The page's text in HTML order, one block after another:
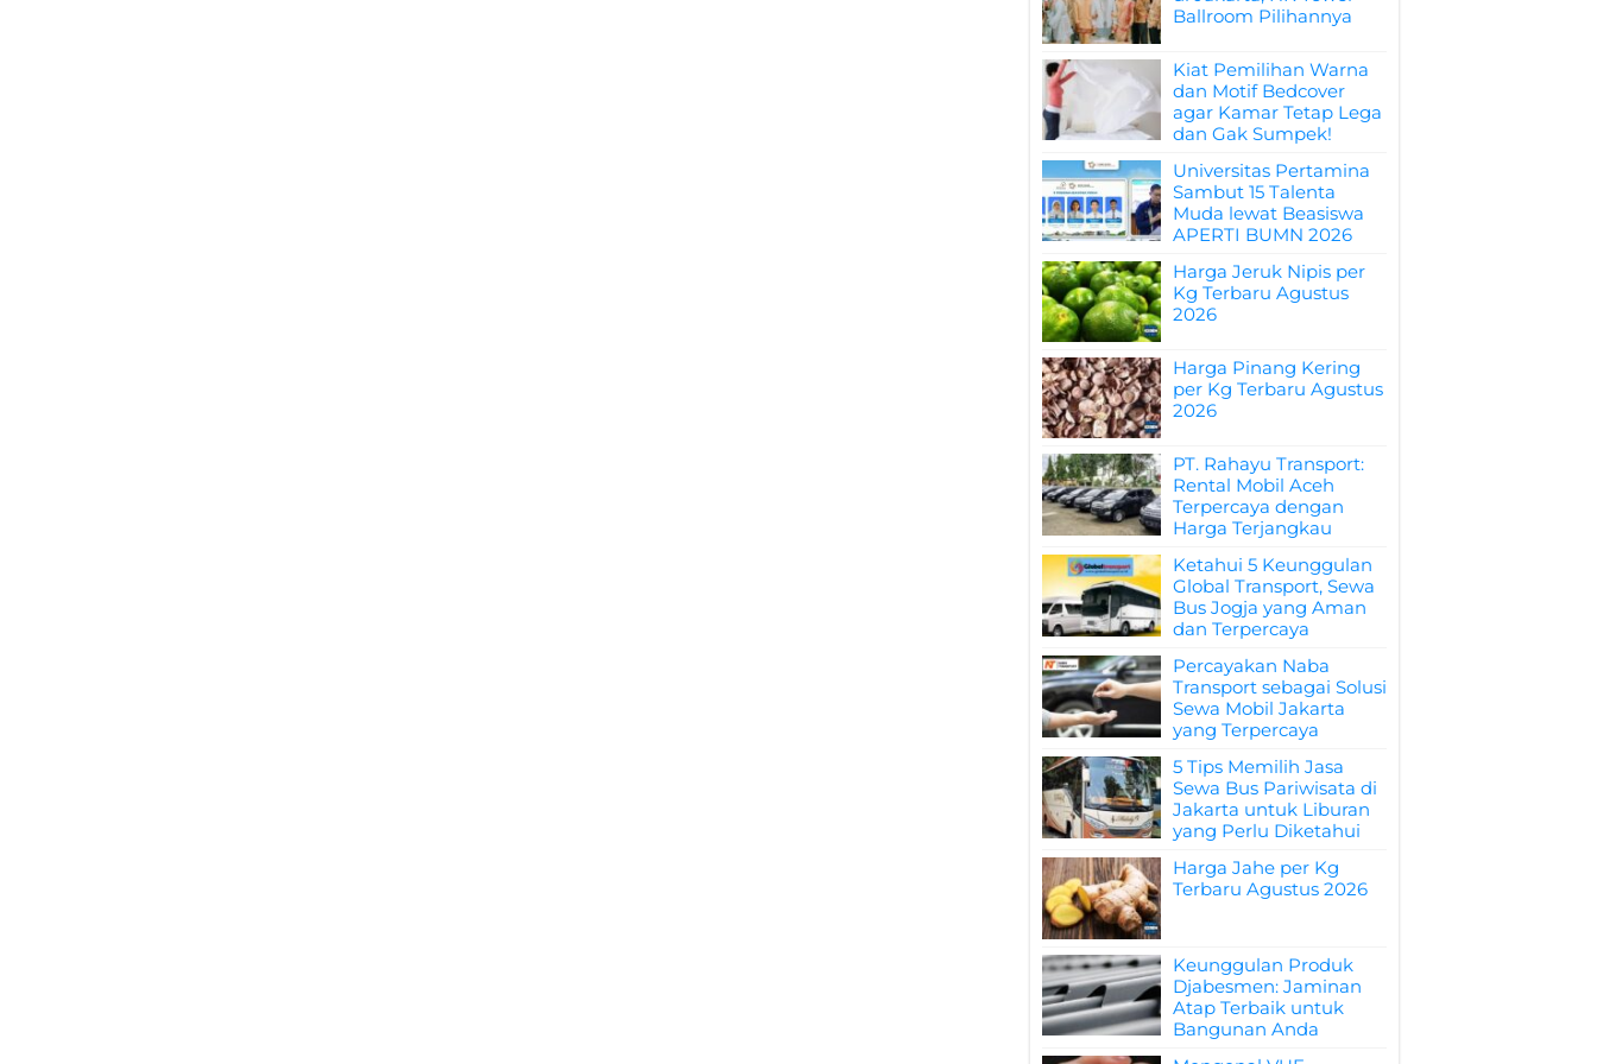
Ballroom Pilihannya
Kiat Pemilihan Warna
dan Motif Bedcover
agar Kamar Tetap Lega
dan Gak Sumpek!
Universitas Pertamina
Sambut 15 Talenta
Muda lewat Beasiswa
APERTI BUMN 2026
Harga Jeruk Nipis per
Kg Terbaru Agustus
2026
Harga Pinang Kering
per Kg Terbaru Agustus
2026
PT. Rahayu Transport:
Rental Mobil Aceh
Terpercaya dengan
Harga Terjangkau
Ketahui 5 Keunggulan
Global Transport, Sewa
Bus Jogja yang Aman
dan Terpercaya
Percayakan Naba
Transport sebagai Solusi
Sewa Mobil Jakarta
yang Terpercaya
5 Tips Memilih Jasa
Sewa Bus Pariwisata di
Jakarta untuk Liburan
yang Perlu Diketahui
Harga Jahe per Kg
Terbaru Agustus 2026
Keunggulan Produk
Djabesmen: Jaminan
Atap Terbaik untuk
Bangunan Anda